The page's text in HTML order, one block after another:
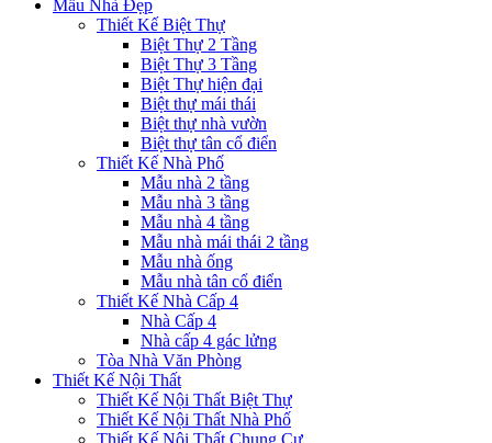
Mẫu Nhà Đẹp
Thiết Kế Biệt Thự
Biệt Thự 2 Tầng
Biệt Thự 3 Tầng
Biệt Thự hiện đại
Biệt thự mái thái
Biệt thự nhà vườn
Biệt thự tân cổ điển
Thiết Kế Nhà Phố
Mẫu nhà 2 tầng
Mẫu nhà 3 tầng
Mẫu nhà 4 tầng
Mẫu nhà mái thái 2 tầng
Mẫu nhà ống
Mẫu nhà tân cổ điển
Thiết Kế Nhà Cấp 4
Nhà Cấp 4
Nhà cấp 4 gác lửng
Tòa Nhà Văn Phòng
Thiết Kế Nội Thất
Thiết Kế Nội Thất Biệt Thự
Thiết Kế Nội Thất Nhà Phố
Thiết Kế Nội Thất Chung Cư